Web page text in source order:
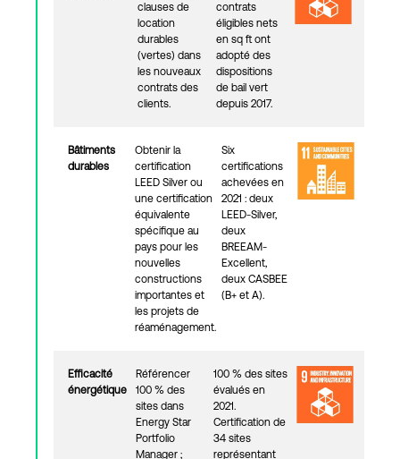
clauses de
location
durables
(vertes) dans
les nouveaux
contrats des
clients.
contrats
éligibles nets
en sq ft ont
adopté des
dispositions
de bail vert
depuis 2017.
Bâtiments
durables
Obtenir la
certification
LEED Silver ou
une certification
équivalente
spécifique au
pays pour les
nouvelles
constructions
importantes et
les projets de
réaménagement.
Six
certifications
achevées en
2021 : deux
LEED-Silver,
deux
BREEAM-
Excellent,
deux CASBEE
(B+ et A).
Efficacité
énergétique
Référencer
100 % des
sites dans
Energy Star
Portfolio
Manager ;
100 % des sites
évalués en
2021.
Certification de
34 sites
représentant